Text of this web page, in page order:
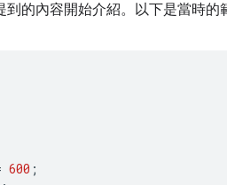
的內容開始介紹。以下是當時的
600 ;